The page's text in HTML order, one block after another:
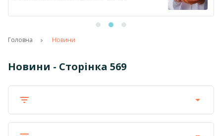
Головна Новини
Новини - Сторінка 569